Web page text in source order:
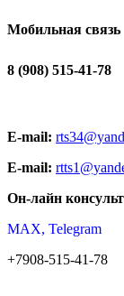
Мобильная связь
8 (908) 515-41-78
E-mail:
E-mail:
Он-лайн
MAX, Telegram
+7908-515-41-78